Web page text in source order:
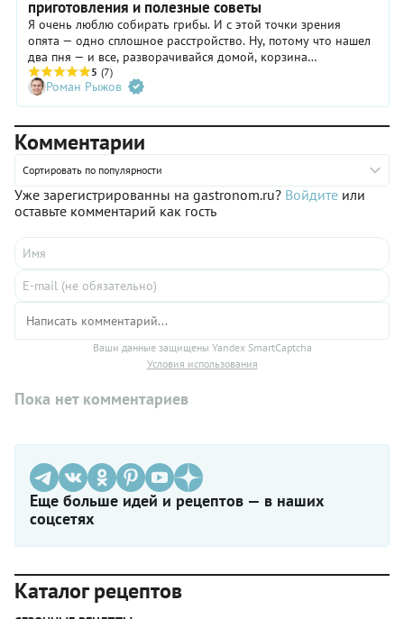
приготовления и полезные советы
Я очень люблю собирать грибы. И с этой точки зрения
опята — одно сплошное расстройство. Ну, потому что нашел
два пня — и все, разворачивайся домой, корзина
полнехонька. Зато со всех остальных точек зрения опята —
настоящий подарок. Возни с ними совсем немного, а
приготовить можно блюд сто, не меньше. Например,
маринованные опята на зиму.
5 (7)
Роман Рыжов
Комментарии
Сортировать по популярности
Уже зарегистрированны на gastronom.ru? Войдите или
оставьте комментарий как гость
Ваши данные защищены Yandex SmartCaptcha
Условия использования
Пока нет комментариев
Еще больше идей и рецептов — в наших
соцсетях
Каталог рецептов